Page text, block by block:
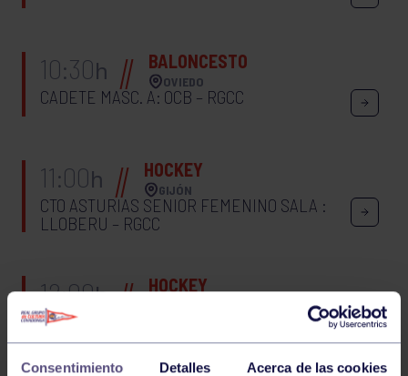
Consentimiento Detalles Acerca de las cookies
10:30h BALONCESTO
OVIEDO
CADETE MASC. A: OCB – RGCC
11:00h HOCKEY
GIJÓN
CTO ASTURIAS SENIOR FEMENINO SALA :
LLOBERU – RGCC
12:00h HOCKEY
CTO ASTURIAS JUVENIL MASCULINO SALA:
RGCC – LLOBERU